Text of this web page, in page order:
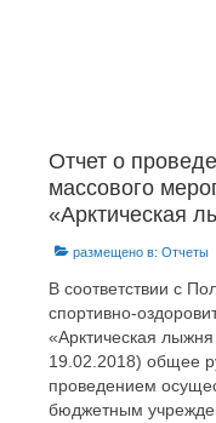
Отчет о
массового
«Арктическая
размещено в: Отчеты
В соответствии с
спортивно-
«Арктическая
19.02.2018) общее
проведением
бюджетным